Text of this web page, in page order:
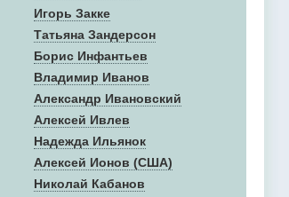
Игорь Закке
Татьяна Зандерсон
Борис Инфантьев
Владимир Иванов
Александр Ивановский
Алексей Ивлев
Надежда Ильянок
Алексей Ионов (США)
Николай Кабанов